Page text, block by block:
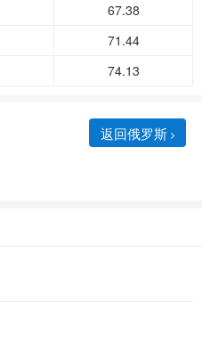
67.38
71.44
74.13
返回俄罗斯